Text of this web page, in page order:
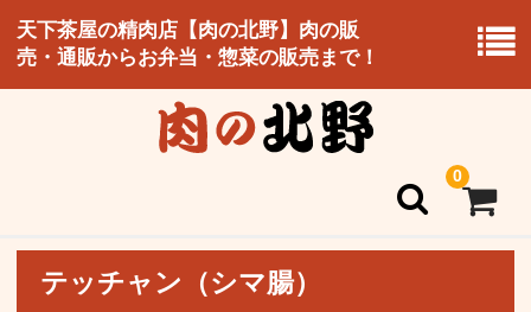
天下茶屋の精肉店【肉の北野】肉の販
売・通販からお弁当・惣菜の販売まで！
0
ホーム
テッチャン（シマ腸）